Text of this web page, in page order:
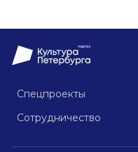
Спецпроекты
Сотрудничество